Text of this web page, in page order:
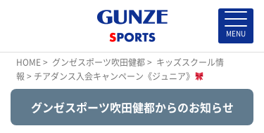
HOME> グンゼスポーツ吹田健都> キッズスクール情
報 > チアダンス入会キャンペーン《ジュニア》
グンゼスポーツ吹田健都からのお知らせ